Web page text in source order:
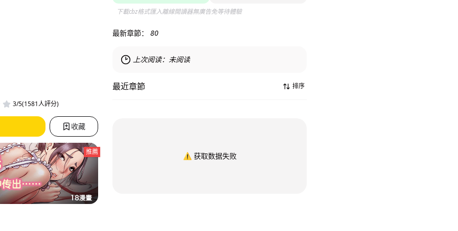
3/5(1581人評分)
收藏
推薦
下載cbz格式匯入離線閱讀器無廣告免等待體驗
最新章節： 80
上次阅读： 未阅读
最近章節 排序
⚠️ 获取数据失败